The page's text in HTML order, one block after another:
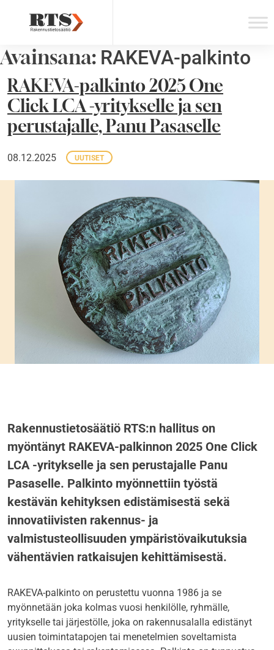
Avainsana: RAKEVA-palkinto
RAKEVA-palkinto 2025 One
Click LCA -yritykselle ja sen
perustajalle, Panu Pasaselle
08.12.2025 UUTISET
Rakennustietosäätiö RTS:n hallitus on
myöntänyt RAKEVA-palkinnon 2025 One Click
LCA -yritykselle ja sen perustajalle Panu
Pasaselle. Palkinto myönnettiin työstä
kestävän kehityksen edistämisestä sekä
innovatiivisten rakennus- ja
valmistusteollisuuden ympäristövaikutuksia
vähentävien ratkaisujen kehittämisestä.
RAKEVA-palkinto on perustettu vuonna 1986 ja se
myönnetään joka kolmas vuosi henkilölle, ryhmälle,
yritykselle tai järjestölle, joka on rakennusalalla edistänyt
uusien toimintatapojen tai menetelmien soveltamista